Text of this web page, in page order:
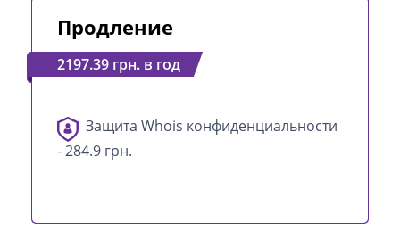
Продление
2197.39 грн. в год
Защита Whois конфиденциальности
- 284.9 грн.